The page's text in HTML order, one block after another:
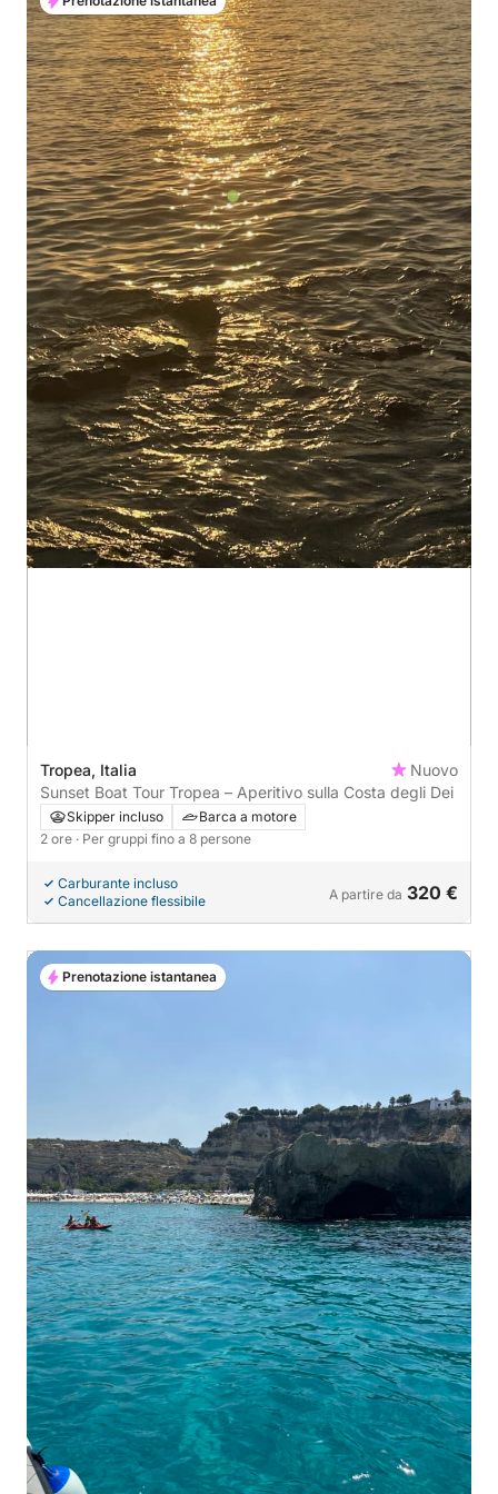
Tropea, Italia
Nuovo
Sunset Boat Tour Tropea – Aperitivo sulla Costa degli Dei
Skipper incluso
Barca a motore
2 ore · Per gruppi fino a 8 persone
Carburante incluso
Cancellazione flessibile
A partire da 320 €
Prenotazione istantanea